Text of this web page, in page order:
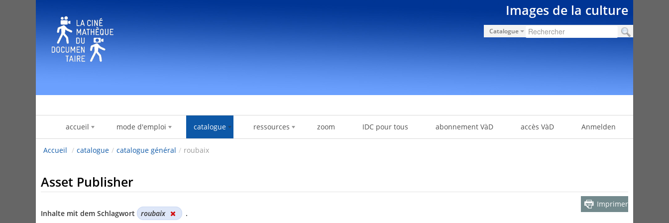
Images de la culture
Catalogue
accueil mode d'emploi catalogue ressources zoom IDC pour tous abonnement VàD accès VàD Anmelden
Accueil / catalogue / catalogue général / roubaix
Asset Publisher
Inhalte mit dem Schlagwort roubaix .
Imprimer